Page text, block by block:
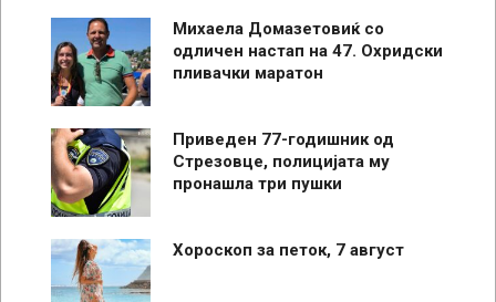
Михаела Домазетовиќ со
одличен настап на 47. Охридски
пливачки маратон
Приведен 77-годишник од
Стрезовце, полицијата му
пронашла три пушки
Хороскоп за петок, 7 август